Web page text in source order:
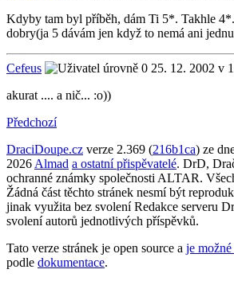
Kdyby tam byl příběh, dám Ti 5*. Takhle
dobry(ja 5 dávám jen když to nemá ani
Cefeus
25. 12. 2002 v
akurat .... a nič... :o))
Předchozí
DraciDoupe.cz verze 2.369 (216b1ca) ze
2026 Almad a ostatní přispěvatelé. DrD,
ochranné známky společnosti ALTAR.
Žádná část těchto stránek nesmí být
jinak využita bez svolení Redakce serveru
svolení autorů jednotlivých příspěvků.
Tato verze stránek je open source a je
podle dokumentace.